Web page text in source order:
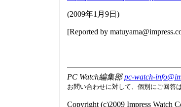
(2009年1月9日 )
[Reported by
PC Watch編集部pc-watch-
お問い合わせに対して、個別にご回答
Copyright (c)2009 Impress Watch